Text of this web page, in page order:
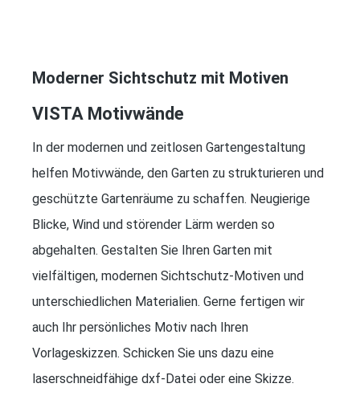
Moderner Sichtschutz mit Motiven
VISTA Motivwände
In der modernen und zeitlosen Gartengestaltung
helfen Motivwände, den Garten zu strukturieren und
geschützte Gartenräume zu schaffen. Neugierige
Blicke, Wind und störender Lärm werden so
abgehalten. Gestalten Sie Ihren Garten mit
vielfältigen, modernen Sichtschutz-Motiven und
unterschiedlichen Materialien. Gerne fertigen wir
auch Ihr persönliches Motiv nach Ihren
Vorlageskizzen. Schicken Sie uns dazu eine
laserschneidfähige dxf-Datei oder eine Skizze.